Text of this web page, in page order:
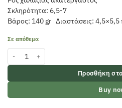
Σκληρότητα: 6,5-7
Βάρος: 140 gr Διαστάσεις: 4,5×5,5
Σε απόθεμα
Ροζ χαλαζίας ακατέργαστος ποσότητα
Προσθήκη
Buy